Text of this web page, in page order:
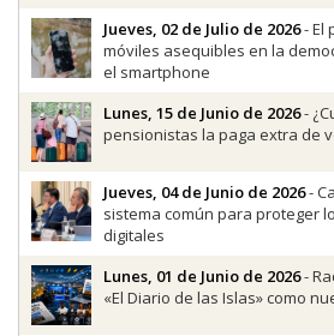
Jueves, 02 de Julio de 2026- El
móviles asequibles en la
el smartphone
Lunes, 15 de Junio de 2026-
pensionistas la paga extra de
Jueves, 04 de Junio de 2026-
sistema común para proteger
digitales
Lunes, 01 de Junio de 2026-
«El Diario de las Islas» como